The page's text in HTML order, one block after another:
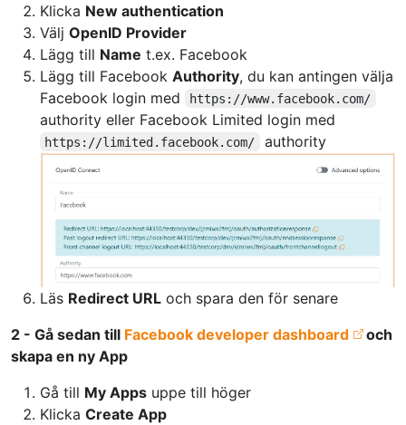
Klicka New authentication
Välj OpenID Provider
Lägg till Name t.ex. Facebook
Lägg till Facebook Authority, du kan antingen välja
Facebook login med
https://www.facebook.com/
authority eller Facebook Limited login med
https://limited.facebook.com/ authority
Läs Redirect URL och spara den för senare
2 - Gå sedan till Facebook developer dashboard
och
skapa en ny App
Gå till My Apps uppe till höger
Klicka Create App